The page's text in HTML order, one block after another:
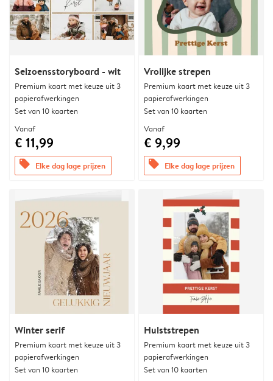
Seizoensstoryboard - wit
Premium kaart met keuze uit 3
papierafwerkingen
Set van 10 kaarten
Vanaf
€ 11,99
offers Elke dag lage prijzen
Vrolijke strepen
Premium kaart met keuze uit 3
papierafwerkingen
Set van 10 kaarten
Vanaf
€ 9,99
offers Elke dag lage prijzen
Winter serif
Premium kaart met keuze uit 3
papierafwerkingen
Set van 10 kaarten
Hulststrepen
Premium kaart met keuze uit 3
papierafwerkingen
Set van 10 kaarten